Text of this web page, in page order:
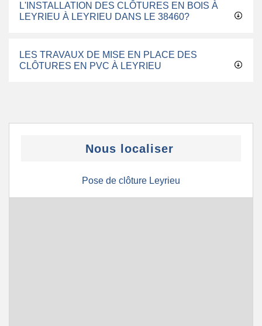
L'INSTALLATION DES CLÔTURES EN BOIS À
LEYRIEU À LEYRIEU DANS LE 38460?
LES TRAVAUX DE MISE EN PLACE DES
CLÔTURES EN PVC À LEYRIEU
Nous localiser
Pose de clôture Leyrieu